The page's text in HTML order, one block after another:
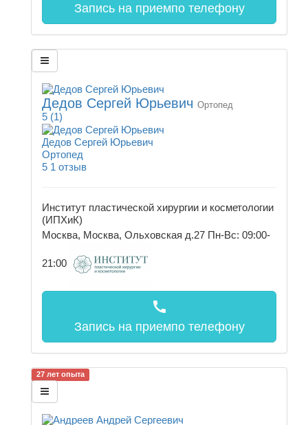
Запись на приемпо телефону
Дедов Сергей Юрьевич Ортопед
5 (1)
Дедов Сергей Юрьевич
Ортопед
5 1 отзыв
Институт пластической хирургии и косметологии
(ИПХиК)
Москва, Москва, Ольховская д.27 Пн-Вс: 09:00-
21:00
call
Запись на приемпо телефону
27 лет опыта